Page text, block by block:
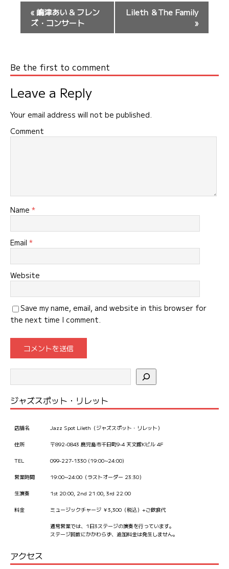
ン
ナ
ビ
ゲ
ー
シ
ョ
ン
« 嶋津あい & フレン
ズ・コンサート
Lileth ＆The Family
»
Be the first to comment
Leave a Reply
Your email address will not be published.
Comment
Name *
Email *
Website
Save my name, email, and website in this browser for
the next time I comment.
ジャズスポット・リレット
店舗名 Jazz Spot Lileth（ジャズスポット・リレット）
住所 〒892-0843 鹿児島市千日町9-4 天文館Kビル 4F
TEL 099-227-1330 (19:00~24:00)
営業時間 19:00~24:00（ラストオーダー 23:30）
生演奏 1st 20:00, 2nd 21:00, 3rd 22:00
料金 ミュージックチャージ ￥3,300（税込）+ご飲食代
通常営業では、1日3ステージの演奏を行っています。
ステージ回数にかかわらず、追加料金は発生しません。
アクセス